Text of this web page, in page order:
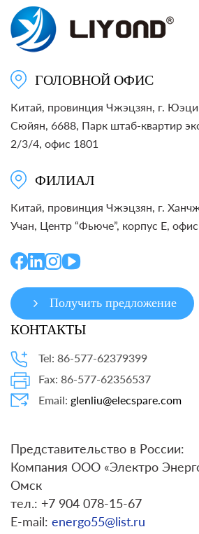
ГОЛОВНОЙ ОФИС
Китай, провинция Чжэцзян, г.
Сюйян, 6688, Парк штаб-квартир
2/3/4, офис 1801
ФИЛИАЛ
Китай, провинция Чжэцзян, г.
Учан, Центр “Фьюче”, корпус E,
Получить предложение
КОНТАКТЫ
Tel: 86-577-62379399
Fax: 86-577-62356537
Email: glenliu@elecspare.com
Представительство в России:
Компания ООО «Электро
Омск
тел.: +7 904 078-15-67
E-mail: energo55@list.ru